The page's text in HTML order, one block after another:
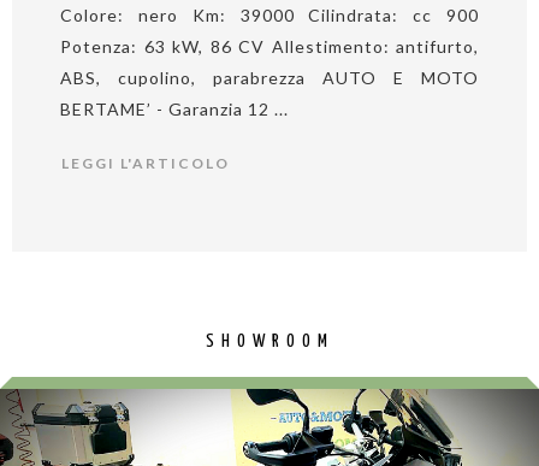
Colore: nero Km: 39000 Cilindrata: cc 900
Potenza: 63 kW, 86 CV Allestimento: antifurto,
ABS, cupolino, parabrezza AUTO E MOTO
BERTAME’ - Garanzia 12 ...
LEGGI L'ARTICOLO
SHOWROOM